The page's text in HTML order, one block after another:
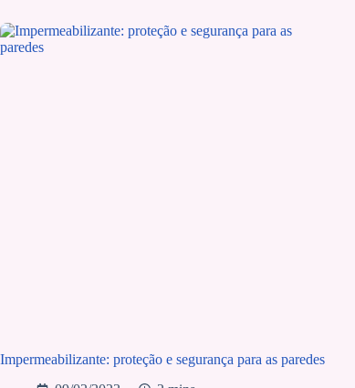
Impermeabilizante: proteção e segurança para as paredes